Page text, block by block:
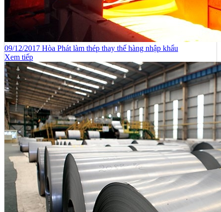
09/12/2017 Hòa Phát làm thép thay thế hàng nhập khẩu
Xem tiếp